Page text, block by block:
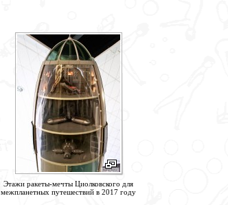
Этажи ракеты-мечты Циолковского для
межпланетных путешествий в 2017 году